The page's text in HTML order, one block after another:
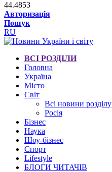
44.4853
Авторизація
Пошук
RU
ВСІ РОЗДІЛИ
Головна
Україна
Місто
Світ
Всі новини розділу
Росія
Бізнес
Наука
Шоу-бізнес
Спорт
Lifestyle
БЛОГИ ЧИТАЧІВ